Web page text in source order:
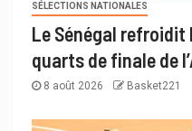
SÉLECTIONS NATIONALES
Le Sénégal refroidit
quarts de finale de
8 août 2026 Basket221